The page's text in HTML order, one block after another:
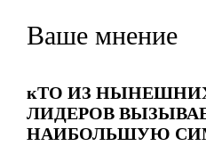
Ваше мнение
кТО ИЗ
ЛИДЕРОВ
НАИБОЛЬШУЮ